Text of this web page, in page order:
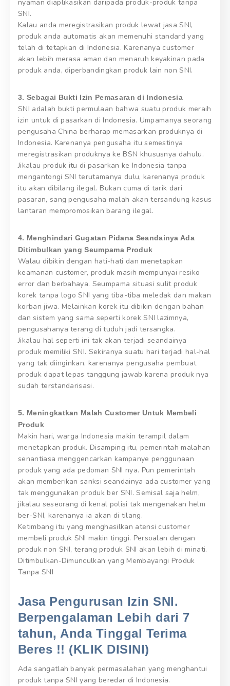
nyaman diaplikasikan daripada produk-produk tanpa
SNI.
Kalau anda meregistrasikan produk lewat jasa SNI,
produk anda automatis akan memenuhi standard yang
telah di tetapkan di Indonesia. Karenanya customer
akan lebih merasa aman dan menaruh keyakinan pada
produk anda, diperbandingkan produk lain non SNI.
3. Sebagai Bukti Izin Pemasaran di Indonesia
SNI adalah bukti permulaan bahwa suatu produk meraih
izin untuk di pasarkan di Indonesia. Umpamanya seorang
pengusaha China berharap memasarkan produknya di
Indonesia. Karenanya pengusaha itu semestinya
meregistrasikan produknya ke BSN khususnya dahulu.
Jikalau produk itu di pasarkan ke Indonesia tanpa
mengantongi SNI terutamanya dulu, karenanya produk
itu akan dibilang ilegal. Bukan cuma di tarik dari
pasaran, sang pengusaha malah akan tersandung kasus
lantaran mempromosikan barang ilegal.
4. Menghindari Gugatan Pidana Seandainya Ada
Ditimbulkan yang Seumpama Produk
Walau dibikin dengan hati-hati dan menetapkan
keamanan customer, produk masih mempunyai resiko
error dan berbahaya. Seumpama situasi sulit produk
korek tanpa logo SNI yang tiba-tiba meledak dan makan
korban jiwa. Melainkan korek itu dibikin dengan bahan
dan sistem yang sama seperti korek SNI lazimnya,
pengusahanya terang di tuduh jadi tersangka.
Jikalau hal seperti ini tak akan terjadi seandainya
produk memiliki SNI. Sekiranya suatu hari terjadi hal-hal
yang tak diinginkan, karenanya pengusaha pembuat
produk dapat lepas tanggung jawab karena produk nya
sudah terstandarisasi.
5. Meningkatkan Malah Customer Untuk Membeli
Produk
Makin hari, warga Indonesia makin terampil dalam
menetapkan produk. Disamping itu, pemerintah malahan
senantiasa menggencarkan kampanye penggunaan
produk yang ada pedoman SNI nya. Pun pemerintah
akan memberikan sanksi seandainya ada customer yang
tak menggunakan produk ber SNI. Semisal saja helm,
jikalau seseorang di kenal polisi tak mengenakan helm
ber-SNI, karenanya ia akan di tilang.
Ketimbang itu yang menghasilkan atensi customer
membeli produk SNI makin tinggi. Persoalan dengan
produk non SNI, terang produk SNI akan lebih di minati.
Ditimbulkan-Dimunculkan yang Membayangi Produk
Tanpa SNI
Jasa Pengurusan Izin SNI.
Berpengalaman Lebih dari 7
tahun, Anda Tinggal Terima
Beres !! (KLIK DISINI)
Ada sangatlah banyak permasalahan yang menghantui
produk tanpa SNI yang beredar di Indonesia.